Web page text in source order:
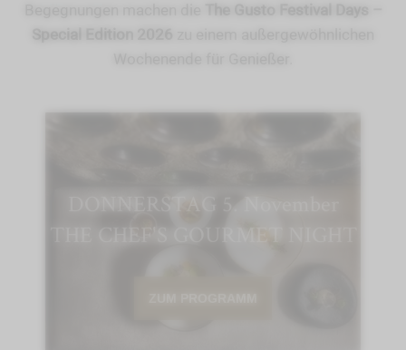
The Gusto Festival Days –
DONNERSTAG 5. November
THE CHEF'S GOURMET NIGHT